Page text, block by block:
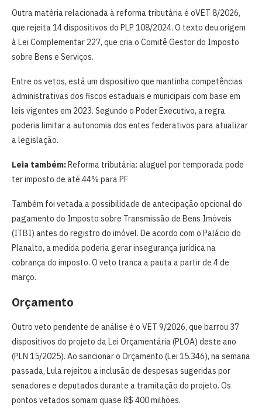
Outra matéria relacionada à reforma tributária é oVET 8/2026,
que rejeita 14 dispositivos do PLP 108/2024. O texto deu origem
à Lei Complementar 227, que cria o Comitê Gestor do Imposto
sobre Bens e Serviços.
Entre os vetos, está um dispositivo que mantinha competências
administrativas dos fiscos estaduais e municipais com base em
leis vigentes em 2023. Segundo o Poder Executivo, a regra
poderia limitar a autonomia dos entes federativos para atualizar
a legislação.
Leia também:Reforma tributária: aluguel por temporada pode
ter imposto de até 44% para PF
Também foi vetada a possibilidade de antecipação opcional do
pagamento do Imposto sobre Transmissão de Bens Imóveis
(ITBI) antes do registro do imóvel. De acordo com o Palácio do
Planalto, a medida poderia gerar insegurança jurídica na
cobrança do imposto. O veto tranca a pauta a partir de 4 de
março.
Orçamento
Outro veto pendente de análise é o VET 9/2026, que barrou 37
dispositivos do projeto da Lei Orçamentária (PLOA) deste ano
(PLN 15/2025). Ao sancionar o Orçamento (Lei 15.346), na semana
passada, Lula rejeitou a inclusão de despesas sugeridas por
senadores e deputados durante a tramitação do projeto. Os
pontos vetados somam quase R$ 400 milhões.